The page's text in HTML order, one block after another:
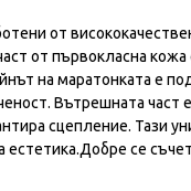
от
от първокласна кожа
на маратонката е
Вътрешната част
сцепление. Тази
се